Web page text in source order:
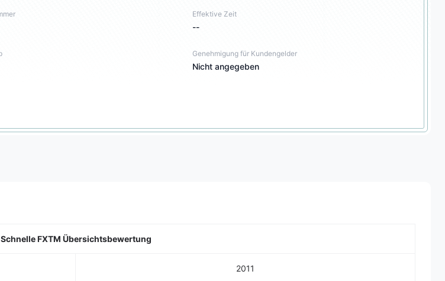
Effektive Zeit
--
Genehmigung für Kundengelder
Nicht angegeben
Schnelle FXTM Übersichtsbewertung
2011